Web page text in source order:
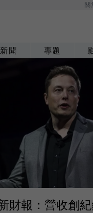
關
新聞 專題
財報：營收創